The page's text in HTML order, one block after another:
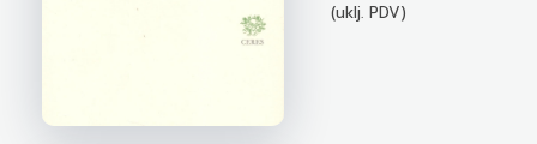
(uklj. PDV)